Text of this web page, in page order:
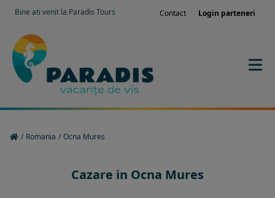
Bine ati venit la Paradis Tours Contact Login parteneri
/ Romania / Ocna Mures
Cazare in Ocna Mures